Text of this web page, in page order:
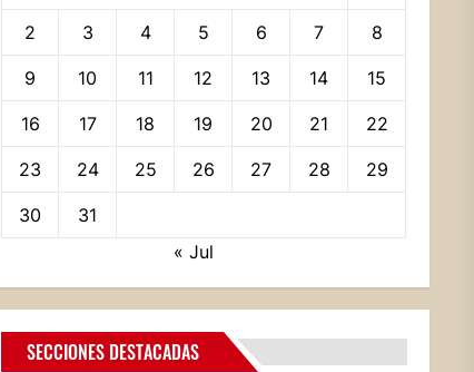
2 3 4 5 6 7 8
9 10 11 12 13 14 15
16 17 18 19 20 21 22
23 24 25 26 27 28 29
30
31
« Jul
SECCIONES DESTACADAS